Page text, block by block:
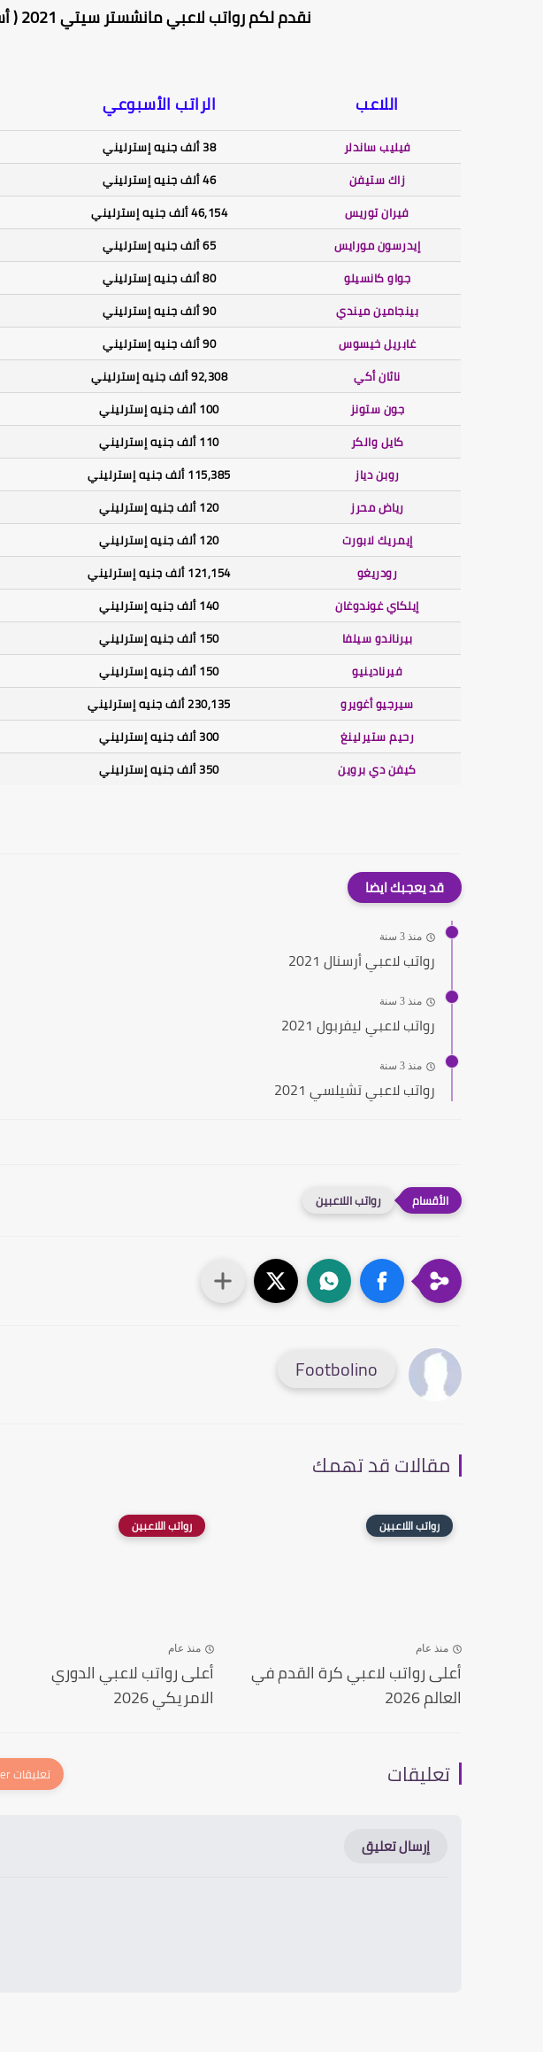
نقدم لكم رواتب لاعبي مانشستر سيتي 2021 ( أسبوعيا و سنويا )
اللاعب الراتب الأسبوعي
فيليب ساندلر 38 ألف جنيه إسترليني
زاك ستيفن
46 ألف جنيه إسترليني
فيران توريس
46,154 ألف جنيه إسترليني
إيدرسون مورايس
65 ألف جنيه إسترليني
جواو كانسيلو
80 ألف جنيه إسترليني
بينجامين ميندي
90 ألف جنيه إسترليني
غابريل خيسوس
90 ألف جنيه إسترليني
ناثان أكي
92,308 ألف جنيه إسترليني
جون ستونز
100 ألف جنيه إسترليني
كايل والكر
110 ألف جنيه إسترليني
روبن دياز
115,385 ألف جنيه إسترليني
رياض محرز
120 ألف جنيه إسترليني
إيمريك لابورت
120 ألف جنيه إسترليني
رودريغو
121,154 ألف جنيه إسترليني
إيلكاي غوندوغان
140 ألف جنيه إسترليني
بيرناندو سيلفا
150 ألف جنيه إسترليني
فيرنادينيو
150 ألف جنيه إسترليني
سيرجيو أغويرو
230,135 ألف جنيه إسترليني
رحيم ستيرلينغ
300 ألف جنيه إسترليني
كيفن دي بروين
350 ألف جنيه إسترليني
قد يعجبك ايضا
منذ 3 سنة
رواتب لاعبي أرسنال 2021
منذ 3 سنة
رواتب لاعبي ليفربول 2021
منذ 3 سنة
رواتب لاعبي تشيلسي 2021
رواتب اللاعبين
Footbolino
مقالات قد تهمك
رواتب اللاعبين
منذ عام
أعلى رواتب لاعبي كرة القدم في
العالم 2026
رواتب اللاعبين
منذ عام
أعلى رواتب لاعبي الدوري
الامريكي 2026
تعليقات
إرسال تعليق